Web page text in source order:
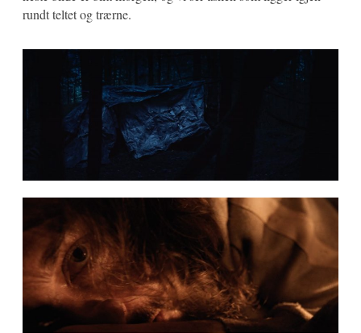
rundt teltet og trærne.